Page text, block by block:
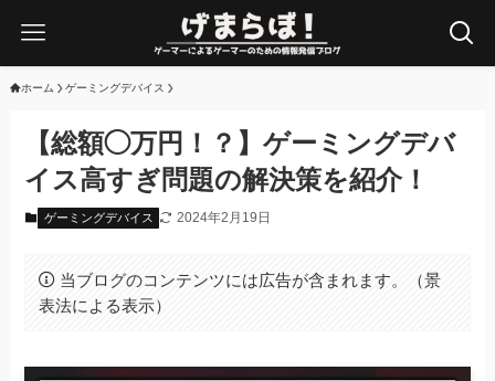
ホーム ゲーミングデバイス
【総額◯万円！？】ゲーミングデバ
イス高すぎ問題の解決策を紹介！
ゲーミングデバイス 2024年2月19日
当ブログのコンテンツには広告が含まれます。（景
表法による表示）